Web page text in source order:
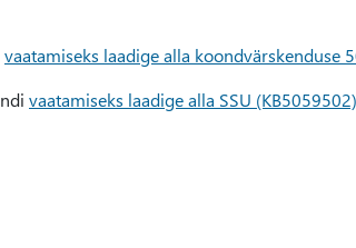
vaatamiseks laadige alla koondvärskenduse
vaatamiseks laadige alla SSU